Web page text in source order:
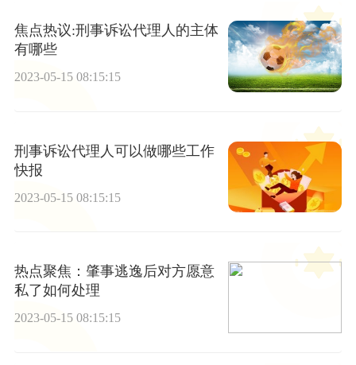
焦点热议:刑事诉讼代理人的主体
有哪些
2023-05-15 08:15:15
刑事诉讼代理人可以做哪些工作
快报
2023-05-15 08:15:15
热点聚焦：肇事逃逸后对方愿意
私了如何处理
2023-05-15 08:15:15